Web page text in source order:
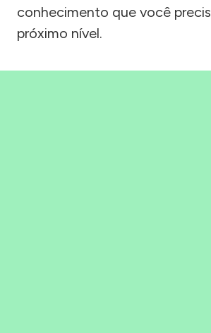
conhecimento que você
próximo nível.